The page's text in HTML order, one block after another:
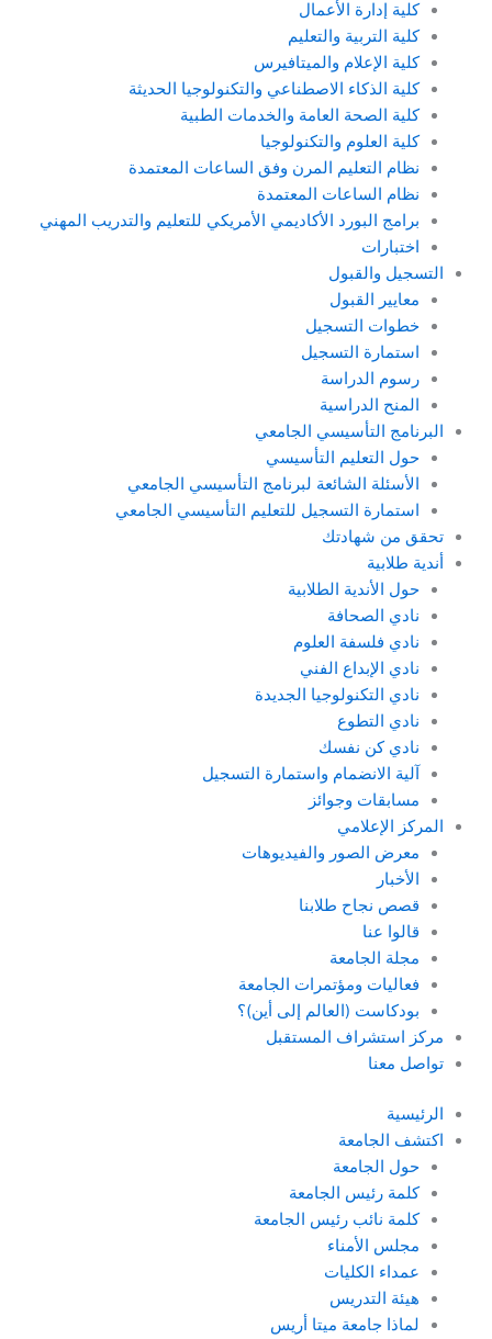
كلية إدارة الأعمال
كلية التربية والتعليم
كلية الإعلام والميتافيرس
كلية الذكاء الاصطناعي والتكنولوجيا الحديثة
كلية الصحة العامة والخدمات الطبية
كلية العلوم والتكنولوجيا
نظام التعليم المرن وفق الساعات المعتمدة
نظام الساعات المعتمدة
برامج البورد الأكاديمي الأمريكي للتعليم والتدريب المهني
اختبارات
التسجيل والقبول
معايير القبول
خطوات التسجيل
استمارة التسجيل
رسوم الدراسة
المنح الدراسية
البرنامج التأسيسي الجامعي
حول التعليم التأسيسي
الأسئلة الشائعة لبرنامج التأسيسي الجامعي
استمارة التسجيل للتعليم التأسيسي الجامعي
تحقق من شهادتك
أندية طلابية
حول الأندية الطلابية
نادي الصحافة
نادي فلسفة العلوم
نادي الإبداع الفني
نادي التكنولوجيا الجديدة
نادي التطوع
نادي كن نفسك
آلية الانضمام واستمارة التسجيل
مسابقات وجوائز
المركز الإعلامي
معرض الصور والفيديوهات
الأخبار
قصص نجاح طلابنا
قالوا عنا
مجلة الجامعة
فعاليات ومؤتمرات الجامعة
بودكاست (العالم إلى أين)؟
مركز استشراف المستقبل
تواصل معنا
الرئيسية
اكتشف الجامعة
حول الجامعة
كلمة رئيس الجامعة
كلمة نائب رئيس الجامعة
مجلس الأمناء
عمداء الكليات
هيئة التدريس
لماذا جامعة ميتا أريس